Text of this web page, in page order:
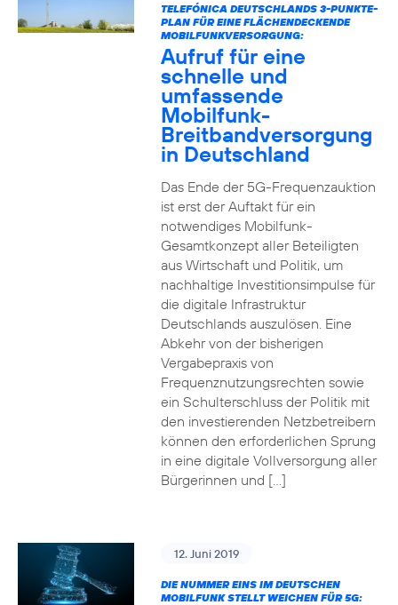
TELEFÓNICA DEUTSCHLANDS 3-PUNKTE-
PLAN FÜR EINE FLÄCHENDECKENDE
MOBILFUNKVERSORGUNG:
Aufruf für eine
schnelle und
umfassende
Mobilfunk-
Breitbandversorgung
in Deutschland
Das Ende der 5G-Frequenzauktion
ist erst der Auftakt für ein
notwendiges Mobilfunk-
Gesamtkonzept aller Beteiligten
aus Wirtschaft und Politik, um
nachhaltige Investitionsimpulse für
die digitale Infrastruktur
Deutschlands auszulösen. Eine
Abkehr von der bisherigen
Vergabepraxis von
Frequenznutzungsrechten sowie
ein Schulterschluss der Politik mit
den investierenden Netzbetreibern
können den erforderlichen Sprung
in eine digitale Vollversorgung aller
Bürgerinnen und […]
12. Juni 2019
DIE NUMMER EINS IM DEUTSCHEN
MOBILFUNK STELLT WEICHEN FÜR 5G: